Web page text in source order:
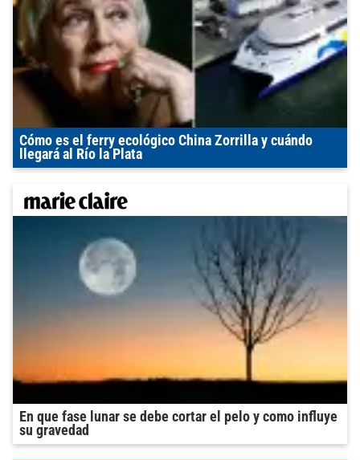
Cómo es el ferry ecológico China Zorrilla y cuándo
llegará al Río la Plata
En que fase lunar se debe cortar el pelo y como influye
su gravedad